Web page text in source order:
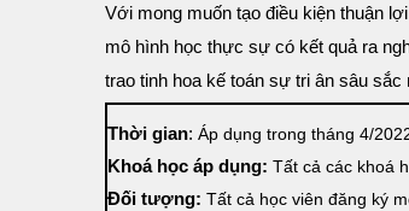
Với mong muốn tạo điều kiện thuận
mô hình học thực sự có kết quả ra
trao tinh hoa kế toán sự tri ân sâu
Thời gian: Áp dụng trong tháng 4/
Khoá học áp dụng: Tất cả các khoá
Đối tượng: Tất cả học viên đăng ký